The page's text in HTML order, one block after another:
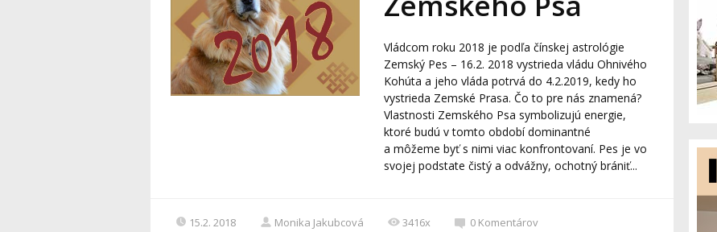
Vládcom roku 2018 je podľa čínskej astrológie
Zemský Pes – 16.2. 2018 vystrieda vládu Ohnivého
Kohúta a jeho vláda potrvá do 4.2.2019, kedy ho
vystrieda Zemské Prasa. Čo to pre nás znamená?
Vlastnosti Zemského Psa symbolizujú energie,
ktoré budú v tomto období dominantné
a môžeme byť s nimi viac konfrontovaní. Pes je vo
svojej podstate čistý a odvážny, ochotný brániť...
15.2. 2018 Monika Jakubcová 3416x 0 Komentárov